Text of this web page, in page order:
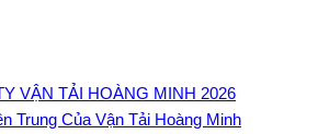
VẬN TẢI HOÀNG MINH 2026
Trung Của Vận Tải Hoàng Minh